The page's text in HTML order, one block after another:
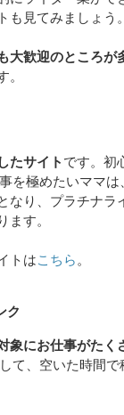
も見てみましょう。
大歓迎のところが
。
たサイト です。初
を極めたいママ
なり、プラチナラ
す。
トはこちら 。
ク
象にお仕事がたく
て、空いた時間